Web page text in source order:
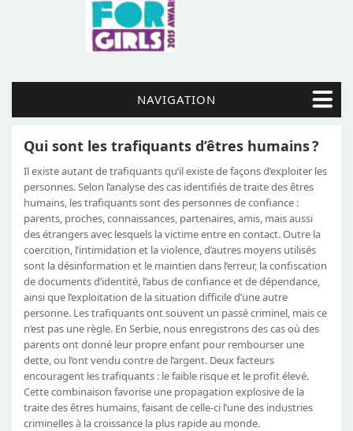
NAVIGATION
Qui sont les trafiquants d’êtres humains ?
Il existe autant de trafiquants qu’il existe de façons d’exploiter les
personnes. Selon l’analyse des cas identifiés de traite des êtres
humains, les trafiquants sont des personnes de confiance :
parents, proches, connaissances, partenaires, amis, mais aussi
des étrangers avec lesquels la victime entre en contact. Outre la
coercition, l’intimidation et la violence, d’autres moyens utilisés
sont la désinformation et le maintien dans l’erreur, la confiscation
de documents d’identité, l’abus de confiance et de dépendance,
ainsi que l’exploitation de la situation difficile d’une autre
personne. Les trafiquants ont souvent un passé criminel, mais ce
n’est pas une règle. En Serbie, nous enregistrons des cas où des
parents ont donné leur propre enfant pour rembourser une
dette, ou l’ont vendu contre de l’argent. Deux facteurs
encouragent les trafiquants : le faible risque et le profit élevé.
Cette combinaison favorise une propagation explosive de la
traite des êtres humains, faisant de celle-ci l’une des industries
criminelles à la croissance la plus rapide au monde.